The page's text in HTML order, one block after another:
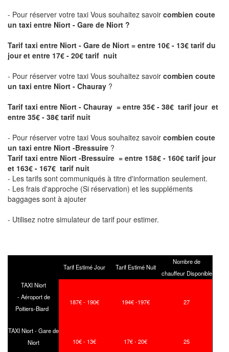
- Pour réserver votre taxi Vous souhaitez savoir combien coute
un taxi entre Niort - Gare de Niort ?
Tarif taxi entre Niort - Gare de Niort = entre 10€ - 13€ tarif du
jour et entre 17€ - 20€ tarif nuit
- Pour réserver votre taxi Vous souhaitez savoir combien coute
un taxi entre Niort - Chauray ?
Tarif taxi entre Niort - Chauray = entre 35€ - 38€ tarif jour et
entre 35€ - 38€ tarif nuit
- Pour réserver votre taxi Vous souhaitez savoir combien coute
un taxi entre Niort -Bressuire ?
Tarif taxi entre Niort -Bressuire = entre 158€ - 160€ tarif jour
et 163€ - 167€ tarif nuit
- Les tarifs sont communiqués à titre d'information seulement.
- Les frais d'approche (Si réservation) et les suppléments
baggages sont à ajouter
- Utilisez notre simulateur de tarif pour estimer.
Tarif Estimé Jour Tarif Estimé Nuit
Nombre de
chauffeur Disponible
TAXI Niort
- Aéroport de
Poitiers-Biard
187€ - 190€ 194€ -197€ 27
TAXI Niort - Gare de
Niort
10€ - 13€ 17€ - 20€ 25